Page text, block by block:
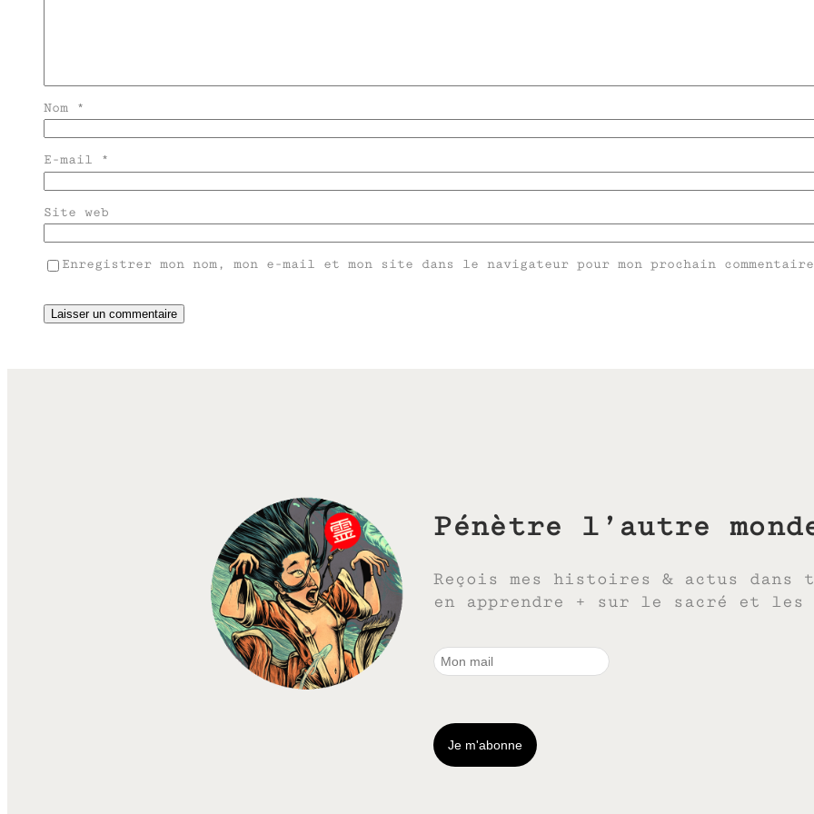
Nom *
E-mail *
Site web
Enregistrer mon nom, mon e-mail et mon site dans le navigateur pour mon prochain
Pénètre l’autre
Reçois mes histoires & actus
en apprendre + sur le sacré et les